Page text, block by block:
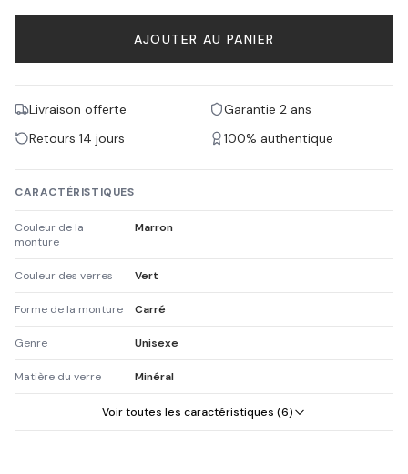
AJOUTER AU PANIER
Livraison offerte
Garantie 2 ans
Retours 14 jours
100% authentique
CARACTÉRISTIQUES
Couleur de la
monture
Marron
Couleur des verres Vert
Forme de la monture Carré
Genre Unisexe
Matière du verre Minéral
Voir toutes les caractéristiques (6)